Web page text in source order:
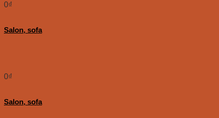
0₫
Salon, sofa
0₫
Salon, sofa